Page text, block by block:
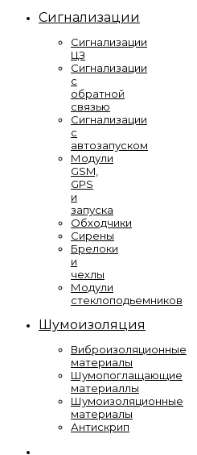
Сигнализации
Сигнализации
ЦЗ
Сигнализации
с
обратной
связью
Сигнализации
с
автозапуском
Модули
GSM,
GPS
и
запуска
Обходчики
Сирены
Брелоки
и
чехлы
Модули
стеклоподьемников
Шумоизоляция
Виброизоляционные
материалы
Шумопоглащающие
материаллы
Шумоизоляционные
материалы
Антискрип